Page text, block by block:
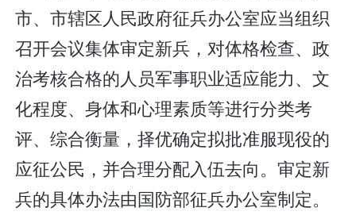
市、市辖区人民政府征兵办公室应当组织
召开会议集体审定新兵，对体格检查、政
治考核合格的人员军事职业适应能力、文
化程度、身体和心理素质等进行分类考
评、综合衡量，择优确定拟批准服现役的
应征公民，并合理分配入伍去向。审定新
兵的具体办法由国防部征兵办公室制定。